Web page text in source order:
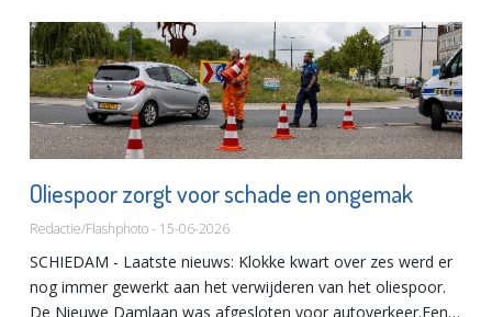
Oliespoor zorgt voor schade en ongemak
Redactie/Flashphoto - 15-06-2026
SCHIEDAM - Laatste nieuws: Klokke kwart over zes werd er
nog immer gewerkt aan het verwijderen van het oliespoor.
De Nieuwe Damlaan was afgesloten voor autoverkeer.Een